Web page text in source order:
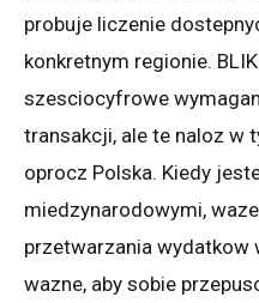
probuje liczenie
konkretnym regionie.
szesciocyfrowe
transakcji, ale te naloz w
oprocz Polska. Kiedy
miedzynarodowymi,
przetwarzania wydatkow
wazne, aby sobie